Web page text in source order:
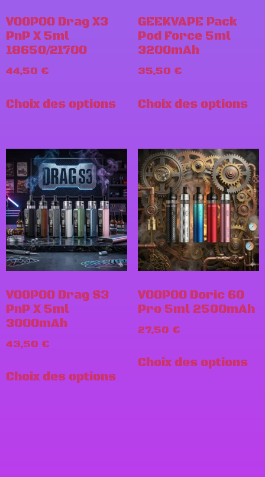
VOOPOO Drag X3
PnP X 5ml
18650/21700
44,50 €
Choix des options
GEEKVAPE Pack
Pod Force 5ml
3200mAh
35,50 €
Choix des options
VOOPOO Drag S3
PnP X 5ml
3000mAh
43,50 €
Choix des options
VOOPOO Doric 60
Pro 5ml 2500mAh
27,50 €
Choix des options